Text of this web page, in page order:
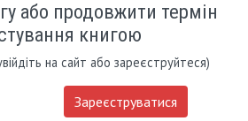
або продовжити термін
книгою
на сайт або зареєструйтеся)
Зареєструватися